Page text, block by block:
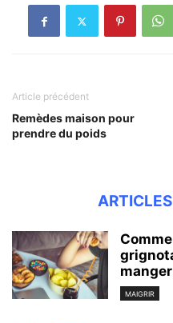
Article précédent
Remèdes maison pour
prendre du poids
MAIGRIR